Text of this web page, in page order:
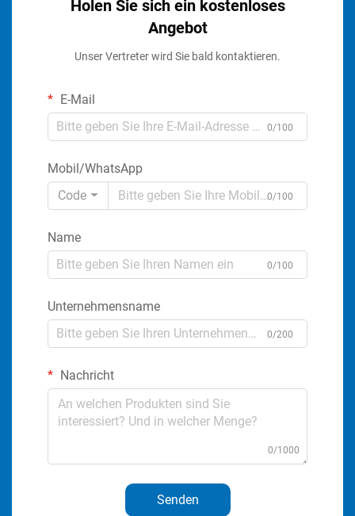
Holen Sie sich ein kostenloses
Angebot
Unser Vertreter wird Sie bald kontaktieren.
E-Mail
0/100
Mobil/WhatsApp
Code
0/100
Name
0/100
Unternehmensname
0/200
Nachricht
0/1000
Senden